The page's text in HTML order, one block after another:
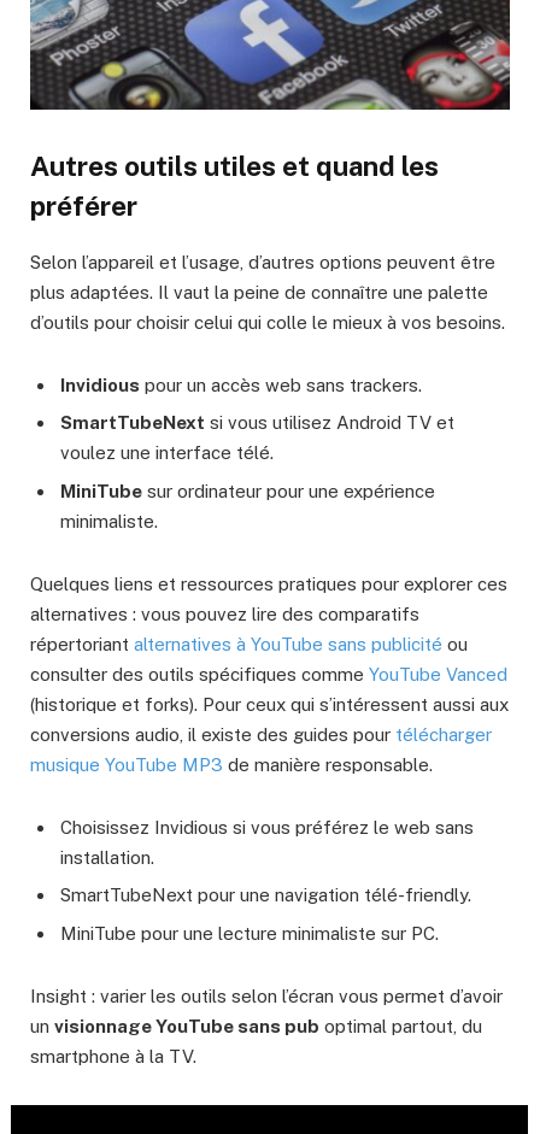
Autres outils utiles et quand les
préférer
Selon l’appareil et l’usage, d’autres options peuvent être
plus adaptées. Il vaut la peine de connaître une palette
d’outils pour choisir celui qui colle le mieux à vos besoins.
Invidious pour un accès web sans trackers.
SmartTubeNext si vous utilisez Android TV et
voulez une interface télé.
MiniTube sur ordinateur pour une expérience
minimaliste.
Quelques liens et ressources pratiques pour explorer ces
alternatives : vous pouvez lire des comparatifs
répertoriant alternatives à YouTube sans publicité ou
consulter des outils spécifiques comme YouTube Vanced
(historique et forks). Pour ceux qui s’intéressent aussi aux
conversions audio, il existe des guides pour télécharger
musique YouTube MP3 de manière responsable.
Choisissez Invidious si vous préférez le web sans
installation.
SmartTubeNext pour une navigation télé-friendly.
MiniTube pour une lecture minimaliste sur PC.
Insight : varier les outils selon l’écran vous permet d’avoir
un visionnage YouTube sans pub optimal partout, du
smartphone à la TV.